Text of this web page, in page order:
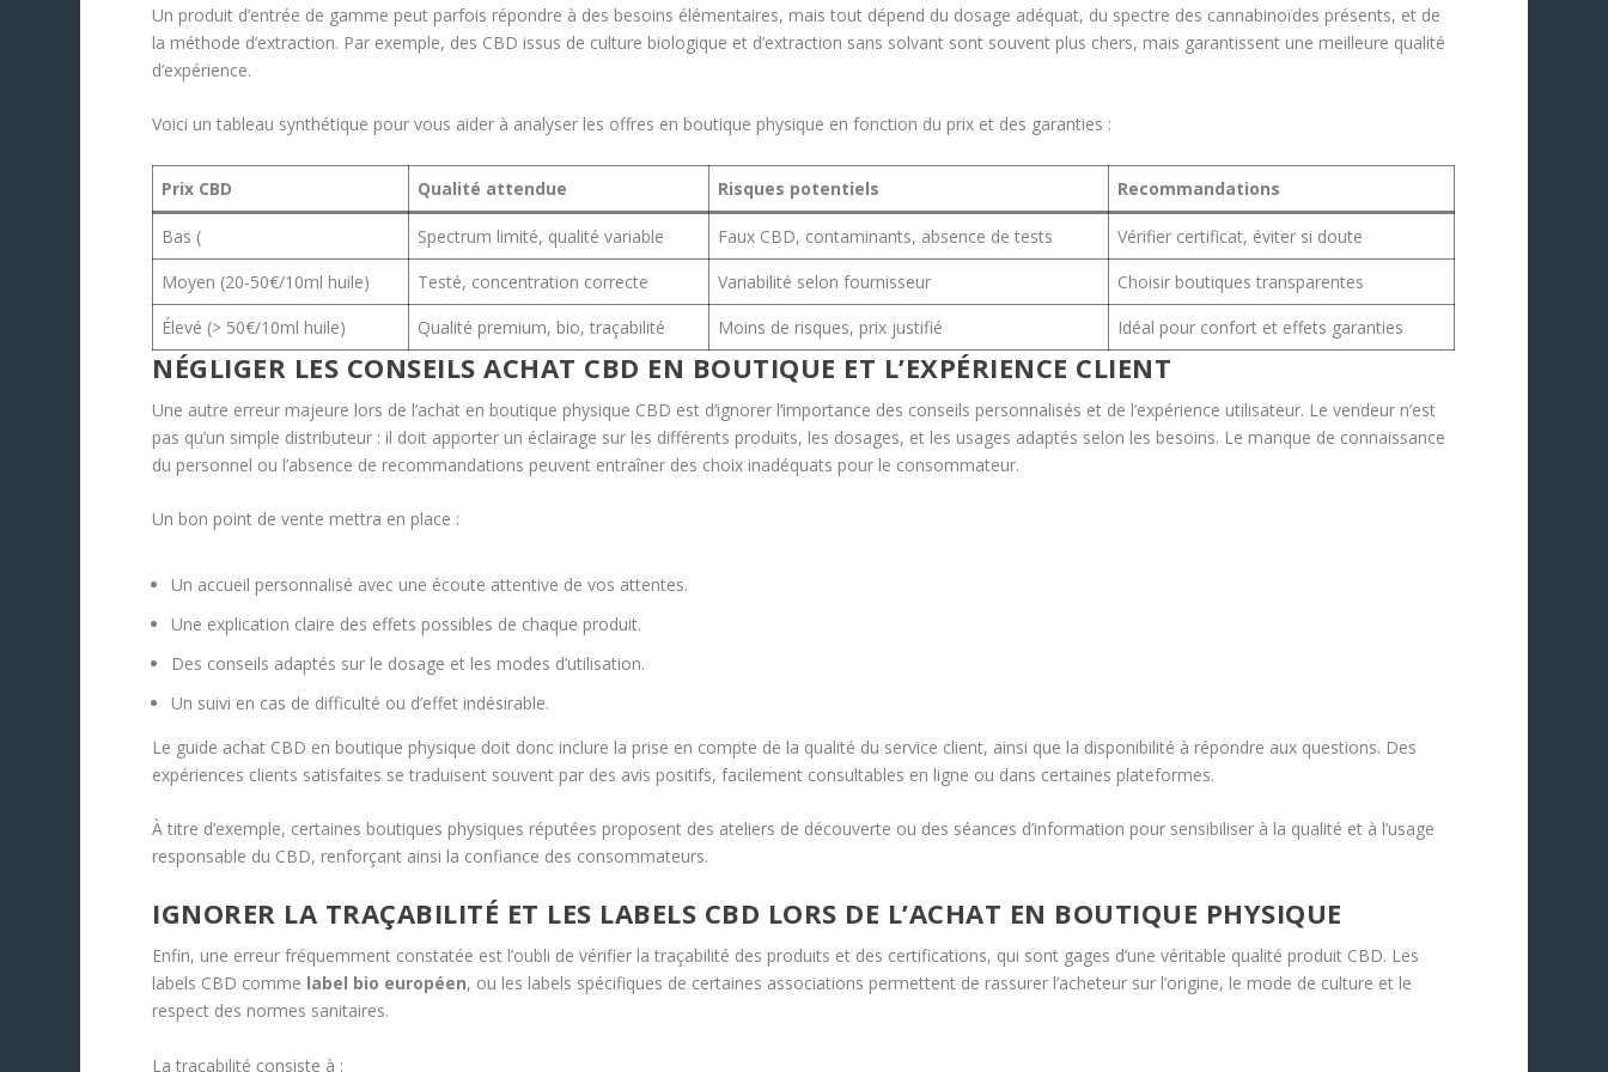
Un produit d’entrée de gamme peut parfois répondre à des besoins élémentaires, mais tout dépend du dosage adéquat, du spectre des cannabinoïdes présents, et de
la méthode d’extraction. Par exemple, des CBD issus de culture biologique et d’extraction sans solvant sont souvent plus chers, mais garantissent une meilleure qualité
d’expérience.
Voici un tableau synthétique pour vous aider à analyser les offres en boutique physique en fonction du prix et des garanties :
Prix CBD Qualité attendue Risques potentiels Recommandations
Bas ( Spectrum limité, qualité variable Faux CBD, contaminants, absence de tests
Vérifier certificat, éviter si doute
Moyen (20-50€/10ml huile)
Testé, concentration correcte Variabilité selon fournisseur
Choisir boutiques transparentes
Élevé (> 50€/10ml huile)
Qualité premium, bio, traçabilité Moins de risques, prix justifié Idéal pour confort et effets garanties
NÉGLIGER LES CONSEILS ACHAT CBD EN BOUTIQUE ET L’EXPÉRIENCE CLIENT
Une autre erreur majeure lors de l’achat en boutique physique CBD est d’ignorer l’importance des conseils personnalisés et de l’expérience utilisateur. Le vendeur n’est
pas qu’un simple distributeur : il doit apporter un éclairage sur les différents produits, les dosages, et les usages adaptés selon les besoins. Le manque de connaissance
du personnel ou l’absence de recommandations peuvent entraîner des choix inadéquats pour le consommateur.
Un bon point de vente mettra en place :
Un accueil personnalisé avec une écoute attentive de vos attentes.
Une explication claire des effets possibles de chaque produit.
Des conseils adaptés sur le dosage et les modes d’utilisation.
Un suivi en cas de difficulté ou d’effet indésirable.
Le guide achat CBD en boutique physique doit donc inclure la prise en compte de la qualité du service client, ainsi que la disponibilité à répondre aux questions. Des
expériences clients satisfaites se traduisent souvent par des avis positifs, facilement consultables en ligne ou dans certaines plateformes.
À titre d’exemple, certaines boutiques physiques réputées proposent des ateliers de découverte ou des séances d’information pour sensibiliser à la qualité et à l’usage
responsable du CBD, renforçant ainsi la confiance des consommateurs.
IGNORER LA TRAÇABILITÉ ET LES LABELS CBD LORS DE L’ACHAT EN BOUTIQUE PHYSIQUE
Enfin, une erreur fréquemment constatée est l’oubli de vérifier la traçabilité des produits et des certifications, qui sont gages d’une véritable qualité produit CBD. Les
labels CBD comme label bio européen, ou les labels spécifiques de certaines associations permettent de rassurer l’acheteur sur l’origine, le mode de culture et le
respect des normes sanitaires.
La traçabilité consiste à :